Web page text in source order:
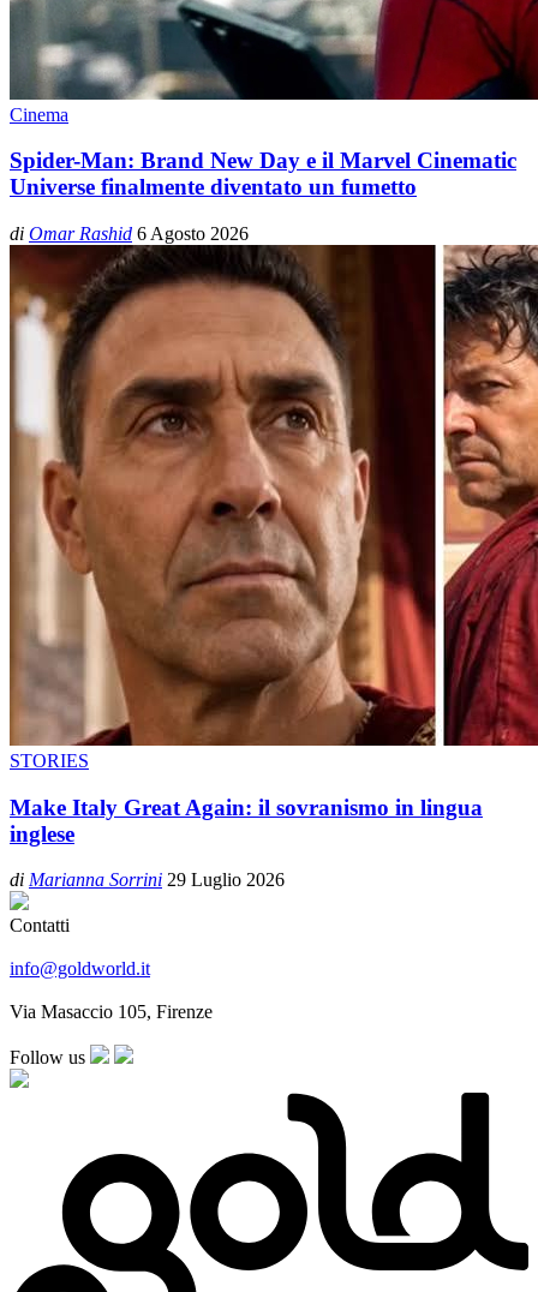
Cinema
Spider-Man: Brand New Day e il Marvel Cinematic
Universe finalmente diventato un fumetto
di Omar Rashid 6 Agosto 2026
STORIES
Make Italy Great Again: il sovranismo in lingua
inglese
di Marianna Sorrini 29 Luglio 2026
Contatti
info@goldworld.it
Via Masaccio 105, Firenze
Follow us